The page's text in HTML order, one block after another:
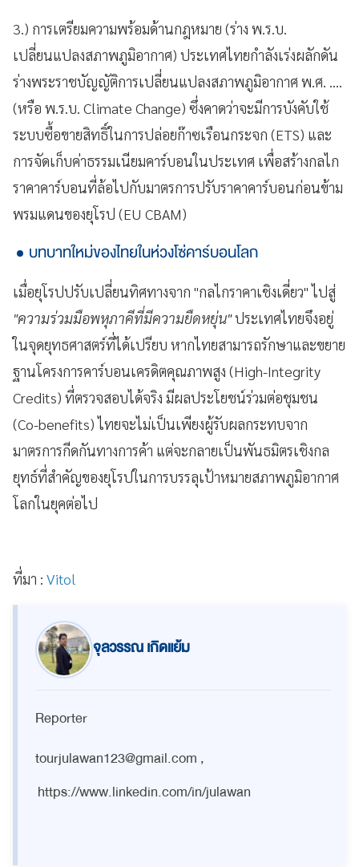
3.) การเตรียมความพร้อมด้านกฎหมาย (ร่าง พ.ร.บ.
เปลี่ยนแปลงสภาพภูมิอากาศ) ประเทศไทยกำลังเร่งผลักดัน
ร่างพระราชบัญญัติการเปลี่ยนแปลงสภาพภูมิอากาศ พ.ศ. ....
(หรือ พ.ร.บ. Climate Change) ซึ่งคาดว่าจะมีการบังคับใช้
ระบบซื้อขายสิทธิ์ในการปล่อยก๊าซเรือนกระจก (ETS) และ
การจัดเก็บค่าธรรมเนียมคาร์บอนในประเทศ เพื่อสร้างกลไก
ราคาคาร์บอนที่ล้อไปกับมาตรการปรับราคาคาร์บอนก่อนข้าม
พรมแดนของยุโรป (EU CBAM)
บทบาทใหม่ของไทยในห่วงโซ่คาร์บอนโลก
เมื่อยุโรปปรับเปลี่ยนทิศทางจาก "กลไกราคาเชิงเดี่ยว" ไปสู่
"ความร่วมมือพหุภาคีที่มีความยืดหยุ่น"ประเทศไทยจึงอยู่
ในจุดยุทธศาสตร์ที่ได้เปรียบ หากไทยสามารถรักษาและขยาย
ฐานโครงการคาร์บอนเครดิตคุณภาพสูง (High-Integrity
Credits) ที่ตรวจสอบได้จริง มีผลประโยชน์ร่วมต่อชุมชน
(Co-benefits) ไทยจะไม่เป็นเพียงผู้รับผลกระทบจาก
มาตรการกีดกันทางการค้า แต่จะกลายเป็นพันธมิตรเชิงกล
ยุทธ์ที่สำคัญของยุโรปในการบรรลุเป้าหมายสภาพภูมิอากาศ
โลกในยุคต่อไป
ที่มา : Vitol
จุลวรรณ เกิดแย้ม
Reporter
tourjulawan123@gmail.com ,
https://www.linkedin.com/in/julawan